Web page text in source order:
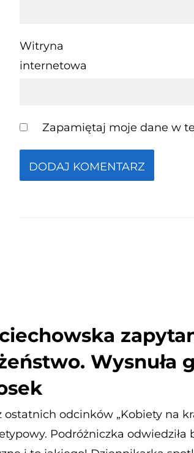
Witryna
internetowa
Zapamiętaj moje dane w
Wysnuła
ostatnich odcinków „Kobiety na
Podróżniczka odwiedziła